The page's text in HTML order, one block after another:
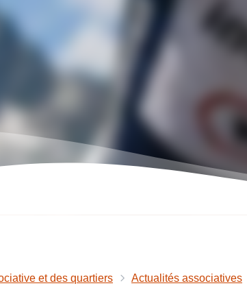
et des quartiers Actualités associatives